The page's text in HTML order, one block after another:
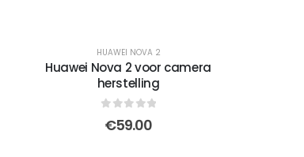
HUAWEI NOVA 2
Huawei Nova 2 voor camera
herstelling
out of 5
€59.00